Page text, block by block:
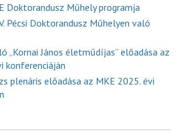
Doktorandusz Műhely programja
Pécsi Doktorandusz Műhelyen való
„Kornai János életműdíjas” előadása az
konferenciáján
plenáris előadása az MKE 2025. évi